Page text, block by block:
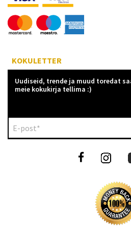
KOKULETTER
Uudiseid, trende ja muud toredat
meie kokukirja tellima :)
E-post*